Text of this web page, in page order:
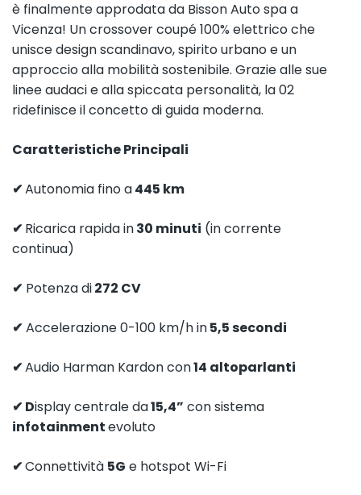
è finalmente approdata da Bisson Auto spa a
Vicenza! Un crossover coupé 100% elettrico che
unisce design scandinavo, spirito urbano e un
approccio alla mobilità sostenibile. Grazie alle sue
linee audaci e alla spiccata personalità, la 02
ridefinisce il concetto di guida moderna.
Caratteristiche Principali
✔Autonomia fino a445 km
✔ Ricarica rapida in30 minuti (in corrente
continua)
✔ Potenza di272 CV
✔ Accelerazione 0-100 km/h in5,5 secondi
✔Audio Harman Kardon con14 altoparlanti
✔ Display centrale da15,4” con sistema
infotainmentevoluto
✔Connettività 5G e hotspot Wi-Fi